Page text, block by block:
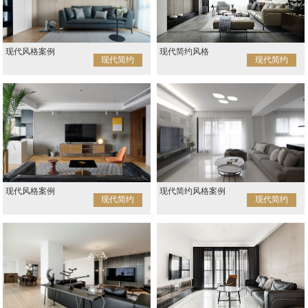
现代风格案例
现代简约
现代简约风格
现代简约
现代风格案例
现代简约
现代简约风格案例
现代简约